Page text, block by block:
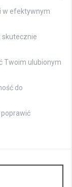
w efektywnym
skutecznie
Twoim ulubionym
do